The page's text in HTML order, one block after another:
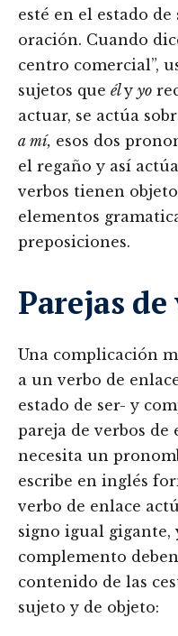
esté en el estado
oración. Cuando
centro comercial”,
sujetos que ély yo
actuar, se actúa
a mí, esos dos
el regaño y así
verbos tienen
elementos
preposiciones.
Parejas de
Una complicación
a un verbo de
estado de ser- y
pareja de verbos de
necesita un
escribe en inglés
verbo de enlace
signo igual gigante,
complemento
contenido de las
sujeto y de objeto: